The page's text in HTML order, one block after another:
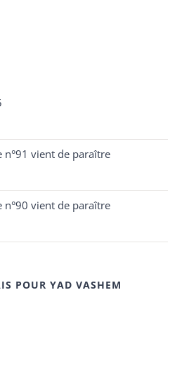
n°91 vient de paraître
n°90 vient de paraître
POUR YAD VASHEM